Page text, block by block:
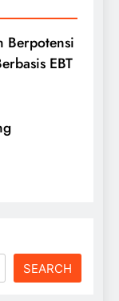
Berpotensi
EBT
SEARCH